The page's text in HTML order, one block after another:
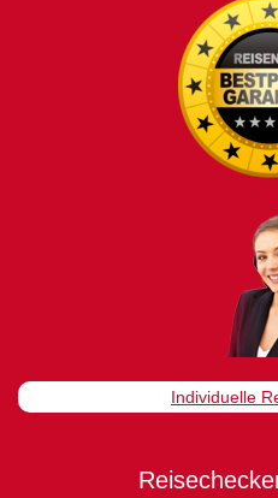
Individuelle